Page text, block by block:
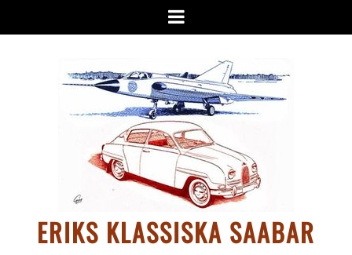
Meny
ERIKS KLASSISKA SAABAR